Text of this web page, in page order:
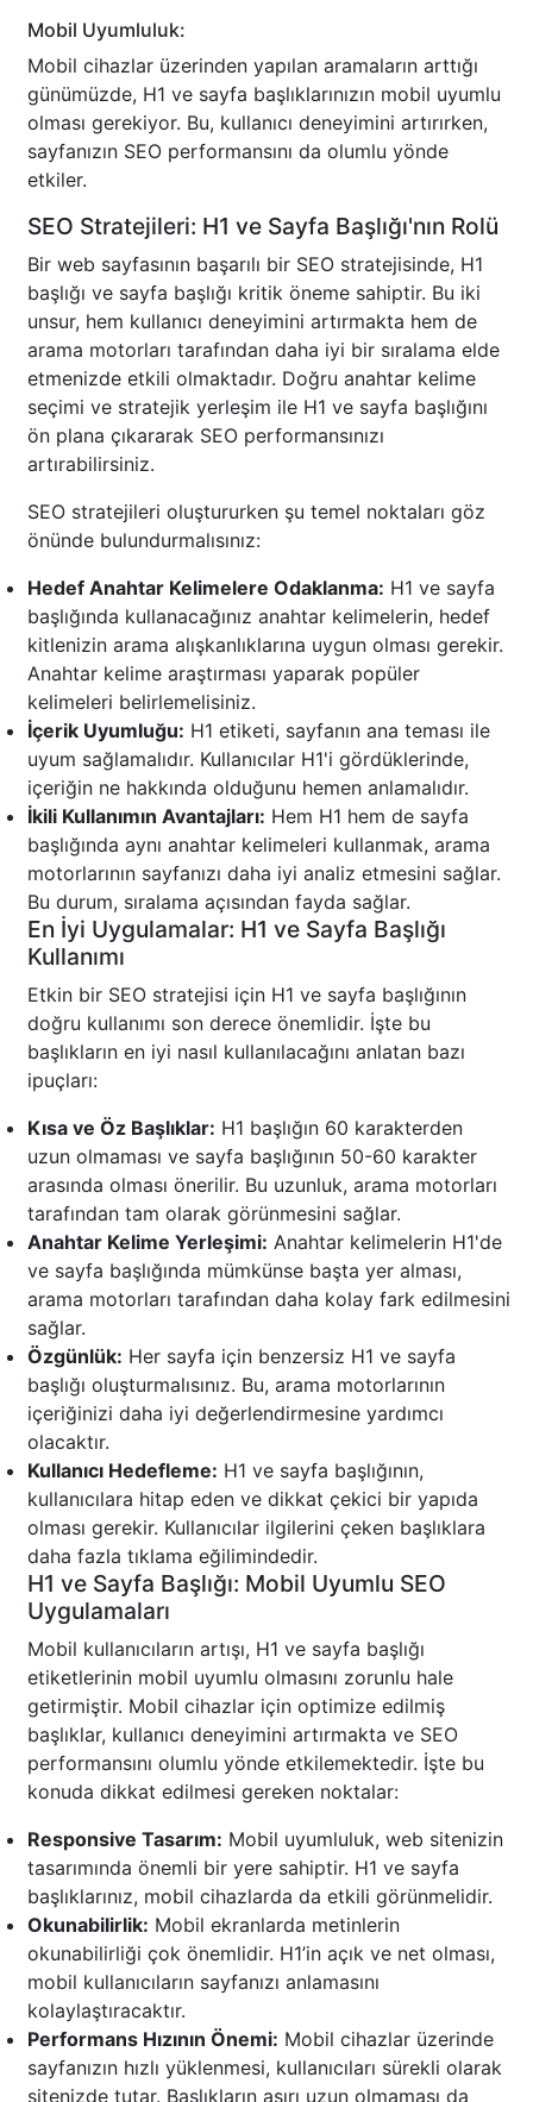
Mobil Uyumluluk:
Mobil cihazlar üzerinden yapılan aramaların arttığı
günümüzde, H1 ve sayfa başlıklarınızın mobil uyumlu
olması gerekiyor. Bu, kullanıcı deneyimini artırırken,
sayfanızın SEO performansını da olumlu yönde
etkiler.
SEO Stratejileri: H1 ve Sayfa Başlığı'nın Rolü
Bir web sayfasının başarılı bir SEO stratejisinde, H1
başlığı ve sayfa başlığı kritik öneme sahiptir. Bu iki
unsur, hem kullanıcı deneyimini artırmakta hem de
arama motorları tarafından daha iyi bir sıralama elde
etmenizde etkili olmaktadır. Doğru anahtar kelime
seçimi ve stratejik yerleşim ile H1 ve sayfa başlığını
ön plana çıkararak SEO performansınızı
artırabilirsiniz.
SEO stratejileri oluştururken şu temel noktaları göz
önünde bulundurmalısınız:
Hedef Anahtar Kelimelere Odaklanma: H1 ve sayfa
başlığında kullanacağınız anahtar kelimelerin, hedef
kitlenizin arama alışkanlıklarına uygun olması gerekir.
Anahtar kelime araştırması yaparak popüler
kelimeleri belirlemelisiniz.
İçerik Uyumluğu: H1 etiketi, sayfanın ana teması ile
uyum sağlamalıdır. Kullanıcılar H1'i gördüklerinde,
içeriğin ne hakkında olduğunu hemen anlamalıdır.
İkili Kullanımın Avantajları: Hem H1 hem de sayfa
başlığında aynı anahtar kelimeleri kullanmak, arama
motorlarının sayfanızı daha iyi analiz etmesini sağlar.
Bu durum, sıralama açısından fayda sağlar.
En İyi Uygulamalar: H1 ve Sayfa Başlığı
Kullanımı
Etkin bir SEO stratejisi için H1 ve sayfa başlığının
doğru kullanımı son derece önemlidir. İşte bu
başlıkların en iyi nasıl kullanılacağını anlatan bazı
ipuçları:
Kısa ve Öz Başlıklar: H1 başlığın 60 karakterden
uzun olmaması ve sayfa başlığının 50-60 karakter
arasında olması önerilir. Bu uzunluk, arama motorları
tarafından tam olarak görünmesini sağlar.
Anahtar Kelime Yerleşimi: Anahtar kelimelerin H1'de
ve sayfa başlığında mümkünse başta yer alması,
arama motorları tarafından daha kolay fark edilmesini
sağlar.
Özgünlük: Her sayfa için benzersiz H1 ve sayfa
başlığı oluşturmalısınız. Bu, arama motorlarının
içeriğinizi daha iyi değerlendirmesine yardımcı
olacaktır.
Kullanıcı Hedefleme: H1 ve sayfa başlığının,
kullanıcılara hitap eden ve dikkat çekici bir yapıda
olması gerekir. Kullanıcılar ilgilerini çeken başlıklara
daha fazla tıklama eğilimindedir.
H1 ve Sayfa Başlığı: Mobil Uyumlu SEO
Uygulamaları
Mobil kullanıcıların artışı, H1 ve sayfa başlığı
etiketlerinin mobil uyumlu olmasını zorunlu hale
getirmiştir. Mobil cihazlar için optimize edilmiş
başlıklar, kullanıcı deneyimini artırmakta ve SEO
performansını olumlu yönde etkilemektedir. İşte bu
konuda dikkat edilmesi gereken noktalar:
Responsive Tasarım: Mobil uyumluluk, web sitenizin
tasarımında önemli bir yere sahiptir. H1 ve sayfa
başlıklarınız, mobil cihazlarda da etkili görünmelidir.
Okunabilirlik: Mobil ekranlarda metinlerin
okunabilirliği çok önemlidir. H1’in açık ve net olması,
mobil kullanıcıların sayfanızı anlamasını
kolaylaştıracaktır.
Performans Hızının Önemi: Mobil cihazlar üzerinde
sayfanızın hızlı yüklenmesi, kullanıcıları sürekli olarak
sitenizde tutar. Başlıkların aşırı uzun olmaması da